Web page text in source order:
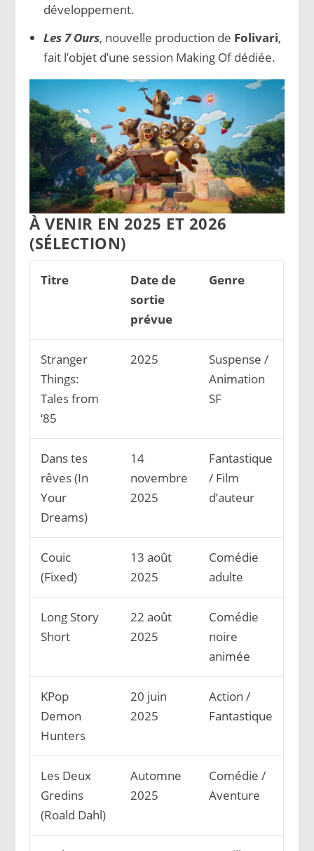
développement.
Les 7 Ours, nouvelle production de Folivari,
fait l’objet d’une session Making Of dédiée.
À VENIR EN 2025 ET 2026
(SÉLECTION)
Titre
Date de
sortie
prévue
Genre
Stranger
Things:
Tales from
‘85
2025
Suspense /
Animation
SF
Dans tes
rêves (In
Your
Dreams)
14
novembre
2025
Fantastique
/ Film
d’auteur
Couic
(Fixed)
13 août
2025
Comédie
adulte
Long Story
Short
22 août
2025
Comédie
noire
animée
KPop
Demon
Hunters
20 juin
2025
Action /
Fantastique
Les Deux
Gredins
(Roald Dahl)
Automne
2025
Comédie /
Aventure